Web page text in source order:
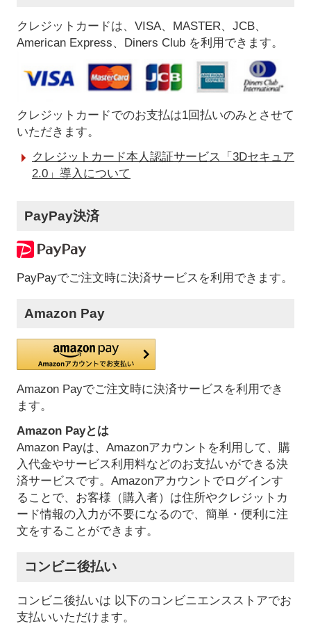
クレジットカードは、VISA、MASTER、JCB、
American Express、Diners Club を利用できます。
クレジットカードでのお支払は1回払いのみとさせて
いただきます。
クレジットカード本人認証サービス「3Dセキュア
2.0」導入について
PayPay決済
PayPayでご注文時に決済サービスを利用できます。
Amazon Pay
Amazon Payでご注文時に決済サービスを利用でき
ます。
Amazon Payとは
Amazon Payは、Amazonアカウントを利用して、購
入代金やサービス利用料などのお支払いができる決
済サービスです。Amazonアカウントでログインす
ることで、お客様（購入者）は住所やクレジットカ
ード情報の入力が不要になるので、簡単・便利に注
文をすることができます。
コンビニ後払い
コンビニ後払いは 以下のコンビニエンスストアでお
支払いいただけます。